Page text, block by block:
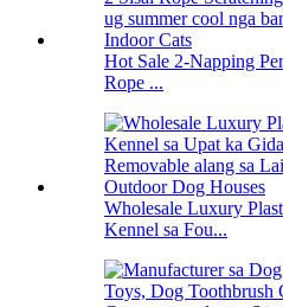
Hot Sale 2-Napping
Rope ...
Wholesale Luxury
Kennel sa Fou...